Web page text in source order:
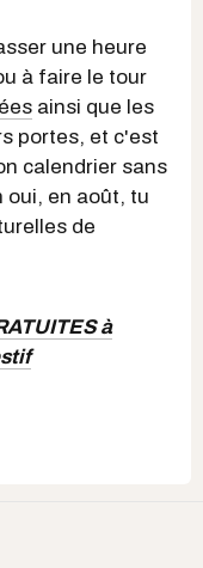
une heure
à faire le tour
ainsi que les
portes, et c'est
calendrier sans
oui, en août, tu
de
à